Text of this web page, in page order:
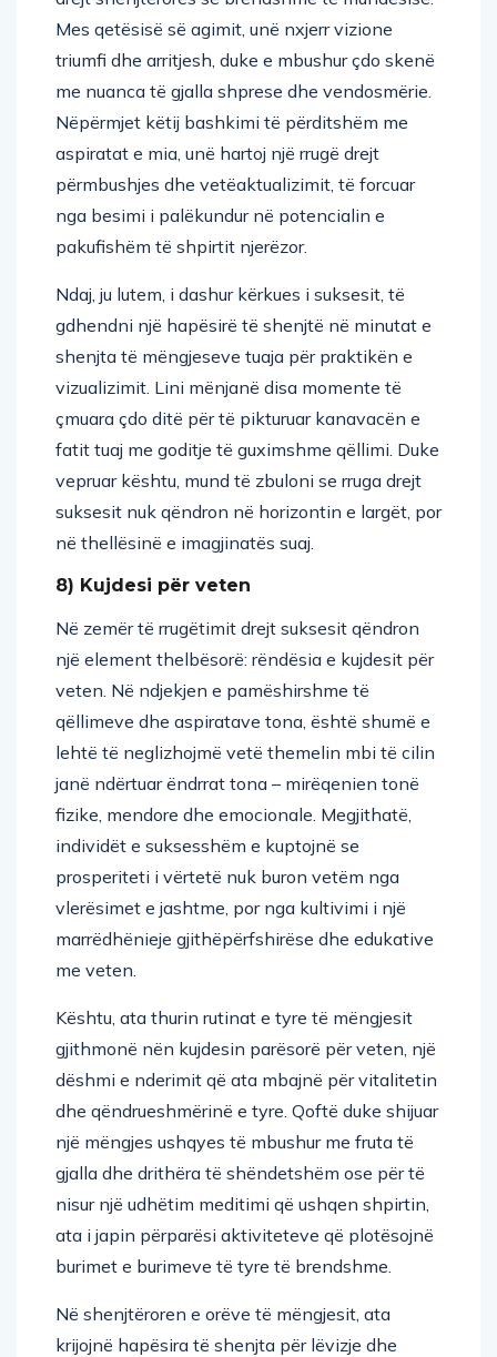
Mes qetësisë së agimit, unë nxjerr vizione
triumfi dhe arritjesh, duke e mbushur çdo skenë
me nuanca të gjalla shprese dhe vendosmërie.
Nëpërmjet këtij bashkimi të përditshëm me
aspiratat e mia, unë hartoj një rrugë drejt
përmbushjes dhe vetëaktualizimit, të forcuar
nga besimi i palëkundur në potencialin e
pakufishëm të shpirtit njerëzor.
Ndaj, ju lutem, i dashur kërkues i suksesit, të
gdhendni një hapësirë të shenjtë në minutat e
shenjta të mëngjeseve tuaja për praktikën e
vizualizimit. Lini mënjanë disa momente të
çmuara çdo ditë për të pikturuar kanavacën e
fatit tuaj me goditje të guximshme qëllimi. Duke
vepruar kështu, mund të zbuloni se rruga drejt
suksesit nuk qëndron në horizontin e largët, por
në thellësinë e imagjinatës suaj.
8) Kujdesi për veten
Në zemër të rrugëtimit drejt suksesit qëndron
një element thelbësorë: rëndësia e kujdesit për
veten. Në ndjekjen e pamëshirshme të
qëllimeve dhe aspiratave tona, është shumë e
lehtë të neglizhojmë vetë themelin mbi të cilin
janë ndërtuar ëndrrat tona – mirëqenien tonë
fizike, mendore dhe emocionale. Megjithatë,
individët e suksesshëm e kuptojnë se
prosperiteti i vërtetë nuk buron vetëm nga
vlerësimet e jashtme, por nga kultivimi i një
marrëdhënieje gjithëpërfshirëse dhe edukative
me veten.
Kështu, ata thurin rutinat e tyre të mëngjesit
gjithmonë nën kujdesin parësorë për veten, një
dëshmi e nderimit që ata mbajnë për vitalitetin
dhe qëndrueshmërinë e tyre. Qoftë duke shijuar
një mëngjes ushqyes të mbushur me fruta të
gjalla dhe drithëra të shëndetshëm ose për të
nisur një udhëtim meditimi që ushqen shpirtin,
ata i japin përparësi aktiviteteve që plotësojnë
burimet e burimeve të tyre të brendshme.
Në shenjtëroren e orëve të mëngjesit, ata
krijojnë hapësira të shenjta për lëvizje dhe